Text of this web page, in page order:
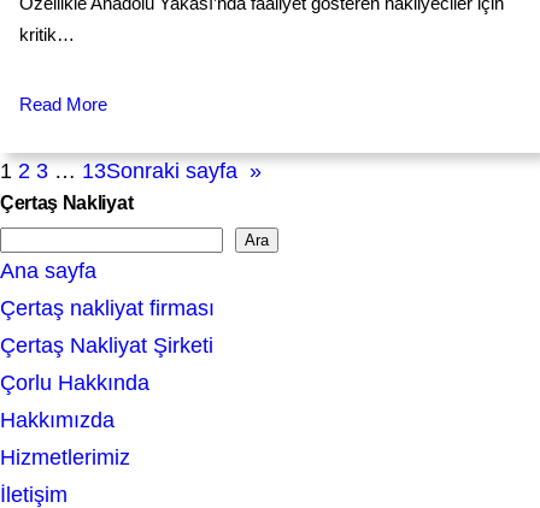
kritik…
Read More
1 2 3 … 13Sonraki sayfa »
Çertaş Nakliyat
e
a
r
c
h
Ara
Ana sayfa
Çertaş nakliyat firması
Çertaş Nakliyat Şirketi
Çorlu Hakkında
Hakkımızda
Hizmetlerimiz
İletişim